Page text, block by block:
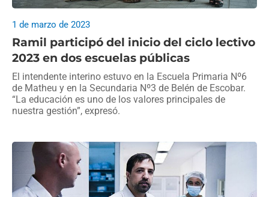
Ramil participó del inicio del ciclo lectivo
2023 en dos escuelas públicas
1 de marzo de 2023
El intendente interino estuvo en la Escuela Primaria Nº6
de Matheu y en la Secundaria Nº3 de Belén de Escobar.
“La educación es uno de los valores principales de
nuestra gestión”, expresó.